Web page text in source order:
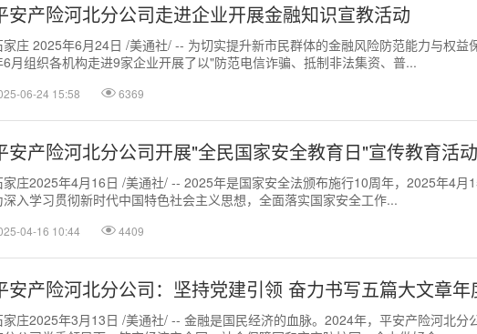
安产险河北分公司走进企业开展金融知识宣教活动
家庄 2025年6月24日 /美通社/ -- 为切实提升新市民群体的金融风险防范能力与权益
6月组织各机构走进9家企业开展了以"防范电信诈骗、抵制非法集资、普...
06-24 15:58 6369
安产险河北分公司开展"全民国家安全教育日"宣传教育活动
家庄2025年4月16日 /美通社/ -- 2025年是国家安全法颁布施行10周年，2025年4月
深入学习贯彻新时代中国特色社会主义思想，全面落实国家安全工作...
04-16 10:44 4409
安产险河北分公司：坚持党建引领 奋力书写五篇大文章年
家庄2025年3月13日 /美通社/ -- 金融是国民经济的血脉。2024年，平安产险河北分